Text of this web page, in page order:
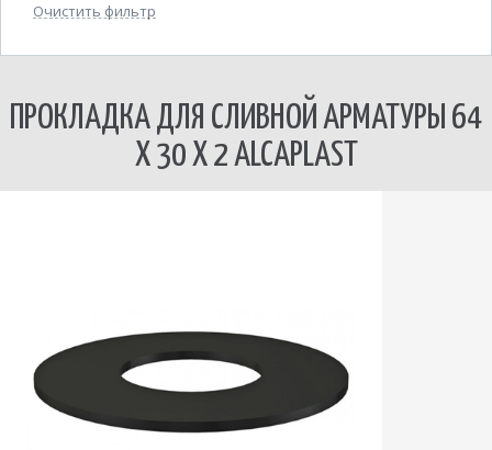
Очистить фильтр
ПРОКЛАДКА ДЛЯ СЛИВНОЙ АРМАТУРЫ 64
X 30 X 2 ALCAPLAST